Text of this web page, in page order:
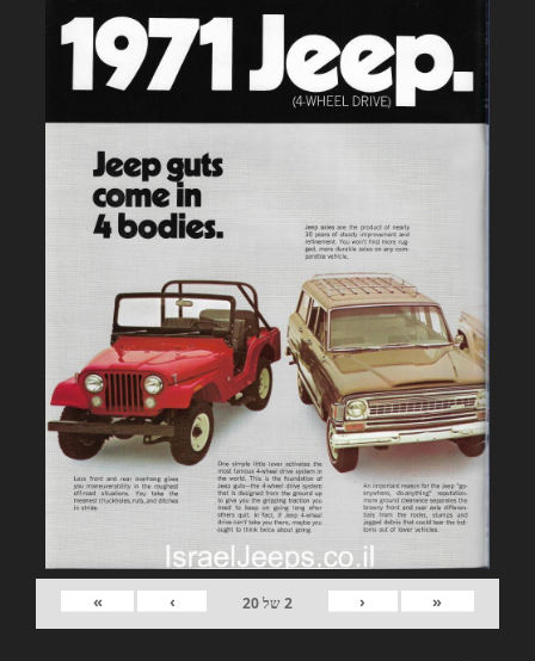
«
‹
2של20
›
»